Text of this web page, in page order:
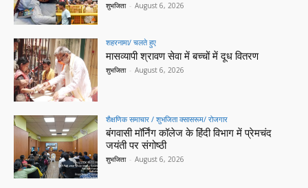
शुभजिता - August 6, 2026
शहरनामा/ चलते हुए
मासव्यापी श्रावण सेवा में बच्चों में दूध वितरण
शुभजिता - August 6, 2026
शैक्षणिक समाचार / शुभजिता क्सासरूम/ रोजगार
बंगवासी मॉर्निंग कॉलेज के हिंदी विभाग में प्रेमचंद
जयंती पर संगोष्ठी
शुभजिता - August 6, 2026